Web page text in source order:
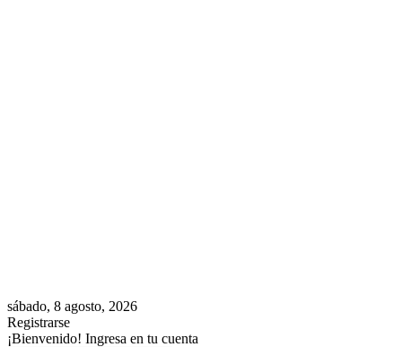
sábado, 8 agosto, 2026
Registrarse
¡Bienvenido! Ingresa en tu cuenta